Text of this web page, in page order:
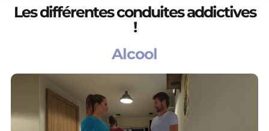
Les différentes conduites addictives
!
Alcool